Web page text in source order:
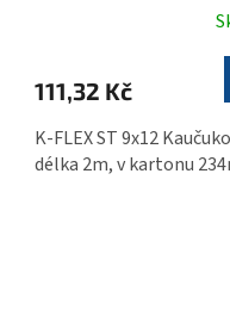
111,32 Kč
K-FLEX ST 9x12
délka 2m, v kartonu